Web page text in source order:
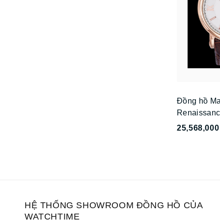
Đồng hồ
HỆ THỐNG SHOWROOM ĐỒNG HỒ CỦA
WATCHTIME